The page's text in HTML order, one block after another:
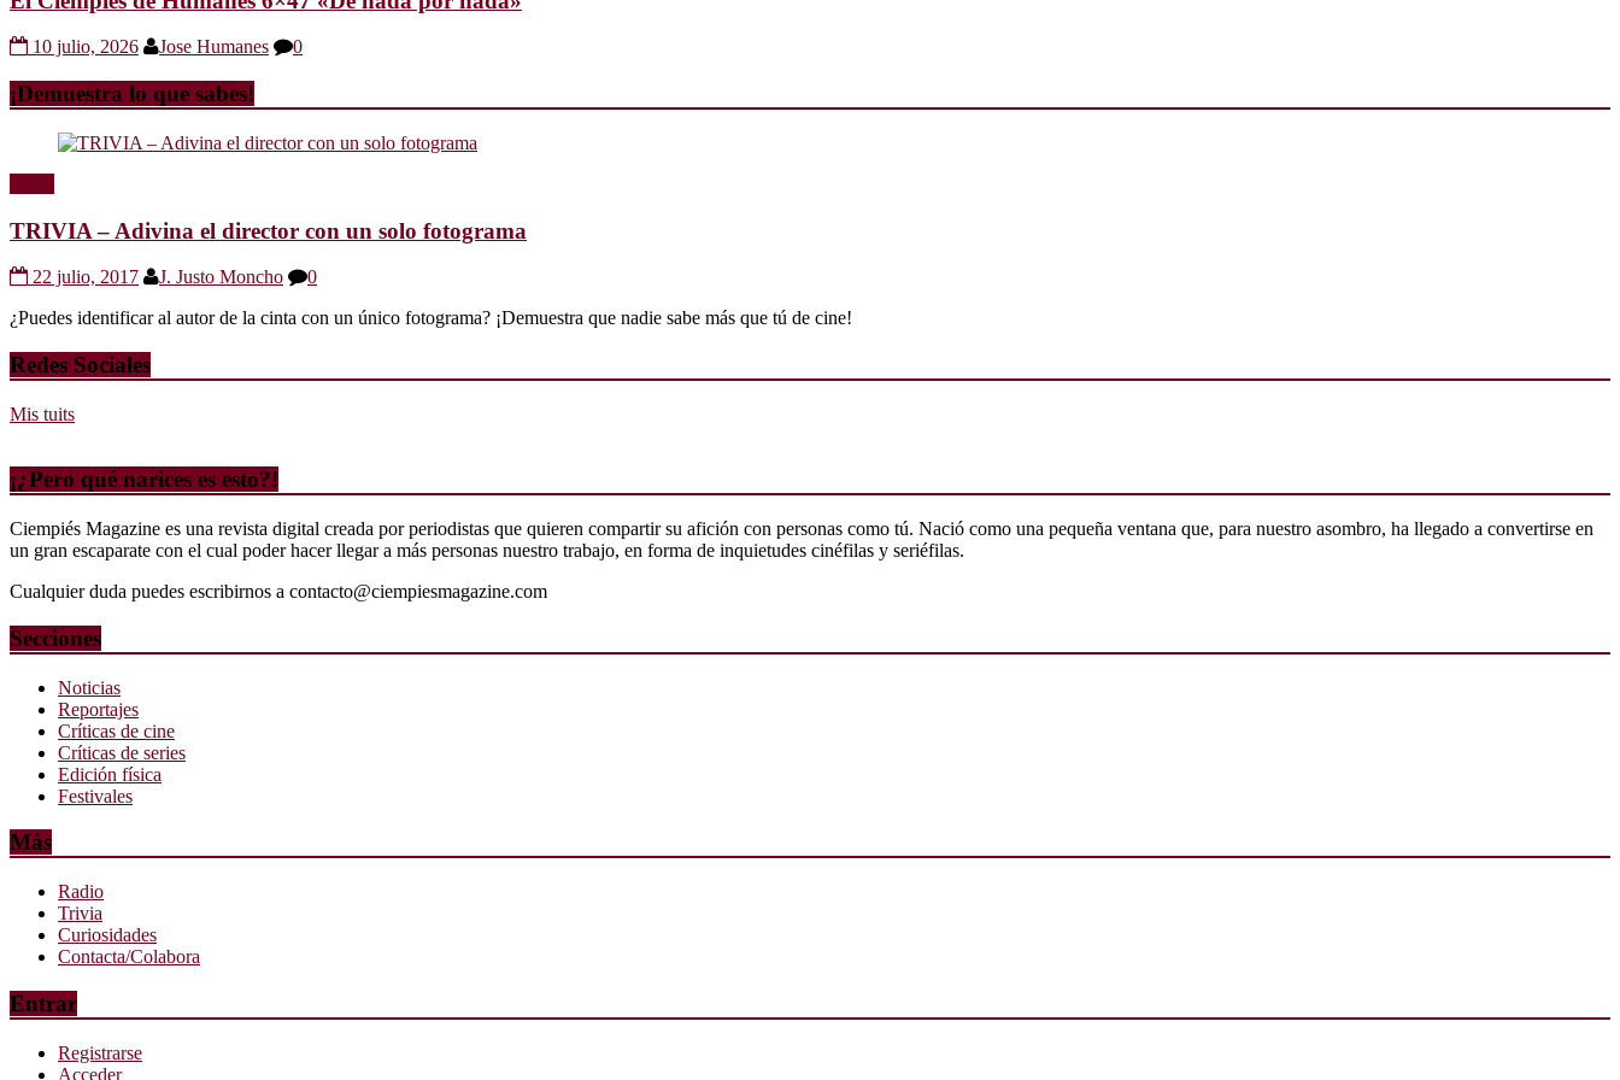
10 julio, 2026 Jose Humanes 0
¡Demuestra lo que sabes!
TRIVIA – Adivina el director con un solo fotograma
22 julio, 2017 J. Justo Moncho
0
¿Puedes identificar al autor de la cinta con un único fotograma? ¡Demuestra que nadie sabe más que tú de cine!
Redes Sociales
Mis tuits
¡¿Pero qué narices es esto?!
Ciempiés Magazine es una revista digital creada por periodistas que quieren compartir su afición con personas como tú. Nació como una pequeña ventana que, para nuestro asombro, ha llegado a convertirse en
un gran escaparate con el cual poder hacer llegar a más personas nuestro trabajo, en forma de inquietudes cinéfilas y seriéfilas.
Cualquier duda puedes escribirnos a contacto@ciempiesmagazine.com
Secciones
Noticias
Reportajes
Críticas de cine
Críticas de series
Edición física
Festivales
Más
Radio
Trivia
Curiosidades
Contacta/Colabora
Entrar
Registrarse
Acceder